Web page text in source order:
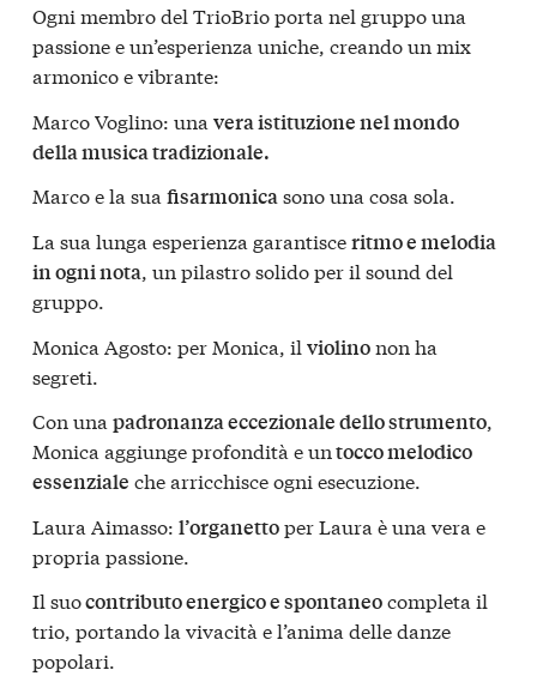
Ogni membro del TrioBrio porta nel gruppo una
passione e un’esperienza uniche, creando un mix
armonico e vibrante:
Marco Voglino: una vera istituzione nel mondo
della musica tradizionale.
Marco e la sua fisarmonicasono una cosa sola.
La sua lunga esperienza garantisceritmo e melodia
in ogni nota, un pilastro solido per il sound del
gruppo.
Monica Agosto: per Monica, il violinonon ha
segreti.
Con una padronanza eccezionale dello strumento,
Monica aggiunge profondità e untocco melodico
essenziale che arricchisce ogni esecuzione.
Laura Aimasso: l’organettoper Laura è una vera e
propria passione.
Il suocontributo energico e spontaneocompleta il
trio, portando la vivacità e l’anima delle danze
popolari.